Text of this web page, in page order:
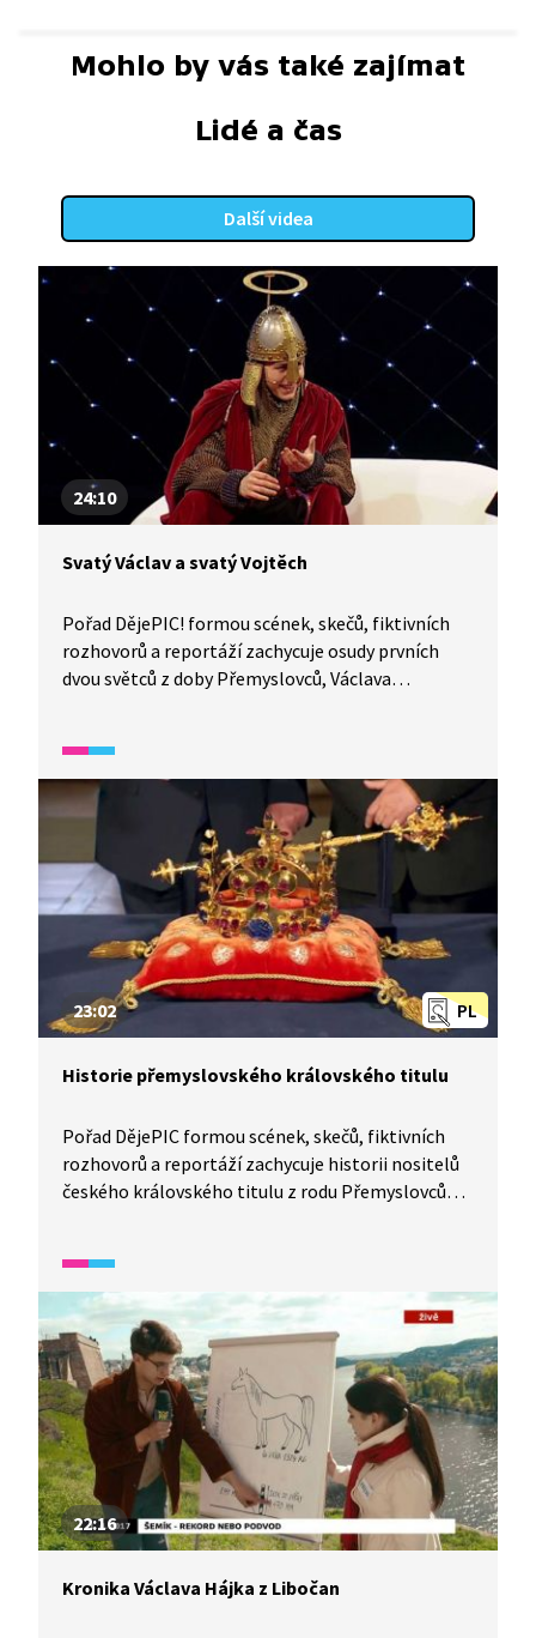
Mohlo by vás také zajímat
Lidé a čas
Další videa
24:10
Svatý Václav a svatý Vojtěch
Pořad DějePIC! formou scének, skečů, fiktivních
rozhovorů a reportáží zachycuje osudy prvních
dvou světců z doby Přemyslovců, Václava
PL
23:02
Historie přemyslovského královského titulu
Pořad DějePIC formou scének, skečů, fiktivních
rozhovorů a reportáží zachycuje historii nositelů
českého královského titulu z rodu Přemyslovců
a erbů.
22:16
Kronika Václava Hájka z Libočan